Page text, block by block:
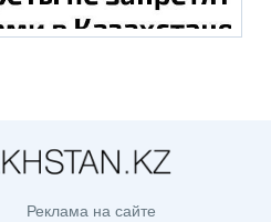
Реклама на сайте